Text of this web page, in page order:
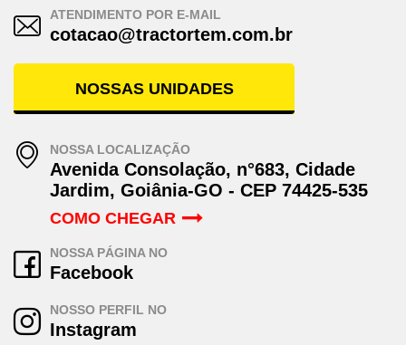
ATENDIMENTO POR E-MAIL
cotacao@tractortem.com.br
NOSSAS UNIDADES
NOSSA LOCALIZAÇÃO
Avenida Consolação, n°683, Cidade
Jardim, Goiânia-GO - CEP 74425-535
COMO CHEGAR
NOSSA PÁGINA NO
Facebook
NOSSO PERFIL NO
Instagram